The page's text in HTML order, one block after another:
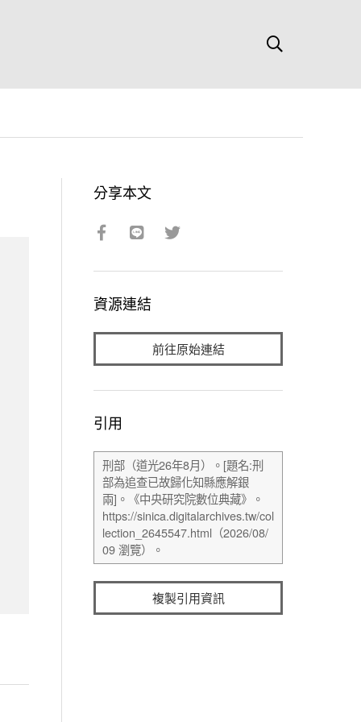
分享本文
資源連結
前往原始連結
引用
複製引用資訊